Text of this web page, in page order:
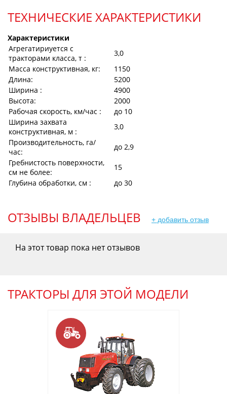
ТЕХНИЧЕСКИЕ ХАРАКТЕРИСТИКИ
Характеристики
Агрегатириуется с
тракторами класса, т :
3,0
Масса конструктивная, кг:
1150
Длина:
5200
Ширина :
4900
Высота:
2000
Рабочая скорость, км/час :
до 10
Ширина захвата
конструктивная, м :
3,0
Производительность, га/
час:
до 2,9
Гребнистость поверхности,
см не более:
15
Глубина обработки, см :
до 30
ОТЗЫВЫ ВЛАДЕЛЬЦЕВ + добавить отзыв
На этот товар пока нет отзывов
ТРАКТОРЫ ДЛЯ ЭТОЙ МОДЕЛИ